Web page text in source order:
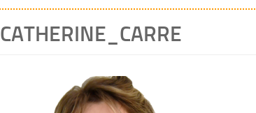
CATHERINE_CARRE